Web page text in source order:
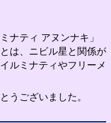
ナティ アヌンナキ」
は、ニビル星と関係が
ルミナティやフリーメ
うございました。